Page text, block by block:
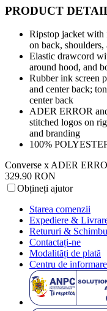
PRODUCT
Ripstop jacket with
on back, shoulders,
Elastic drawcord
around hood, and
Rubber ink screen
and center back;
center back
ADER ERROR
stitched logos on
and branding
100%
Converse x ADER
329.90 RON
Obțineți ajutor
Starea comenzii
Expediere &
Retururi &
Contactați-ne
Modalități de plată
Centru de informare